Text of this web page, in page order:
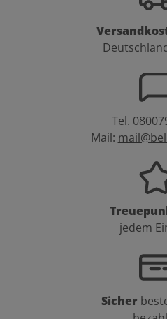
Tel.
Mail:
jedem
Sicher